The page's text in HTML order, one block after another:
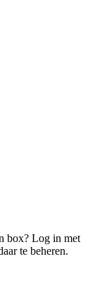
box? Log in met
te beheren.